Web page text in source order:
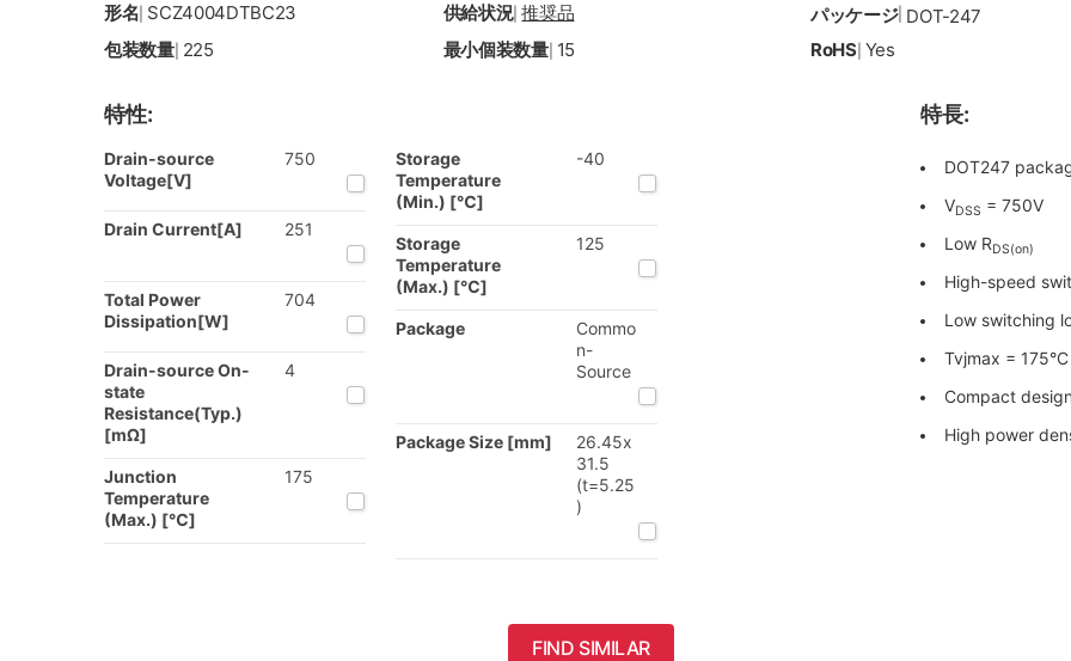
形名 SCZ4004DTBC23 供給状況|推奨品 パッケージ| DOT-247
包装数量| 225 最小個装数量| 15 RoHS| Yes
特性:
Drain-source
Voltage[V]
750
Drain Current[A] 251
Total Power
Dissipation[W]
704
Drain-source On-
state
Resistance(Typ.)
[mΩ]
4
Junction
Temperature
(Max.) [℃]
175
Storage
Temperature
(Min.) [℃]
-40
Storage
Temperature
(Max.) [℃]
125
Package
Commo
n-
Source
Package Size [mm]
26.45x
31.5
(t=5.25
)
FIND SIMILAR
特長:
DOT247
VDSS = 750V
Low RDS(on)
High-speed
Low switching
Tvjmax = 175°C
Compact design
High power